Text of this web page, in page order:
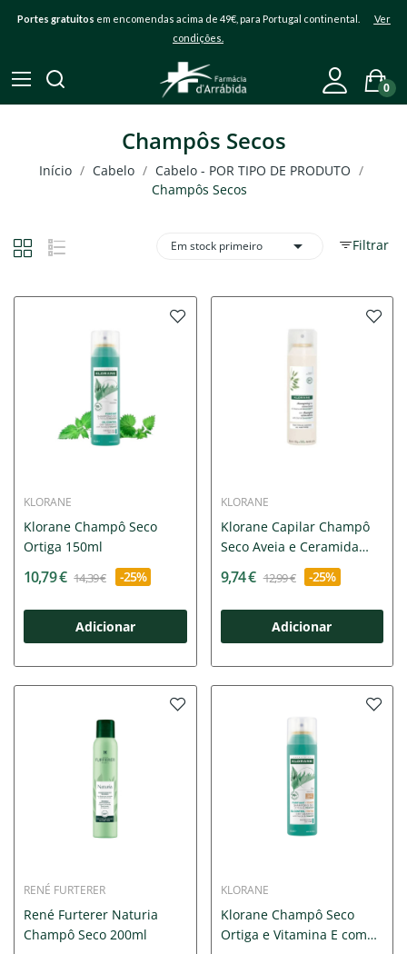
Portes gratuitos em encomendas acima de 49€, para Portugal continental. Ver
condições.
0
Champôs Secos
Início Cabelo
Cabelo - POR TIPO DE PRODUTO
Champôs Secos
Filtrar
Em stock primeiro 
KLORANE
Klorane Champô Seco
Ortiga 150ml
10,79 € 14,39 € -25%
Adicionar
KLORANE
Klorane Capilar Champô
Seco Aveia e Ceramida
9,74 € 12,99 € -25%
Adicionar
RENÉ FURTERER
René Furterer Naturia
Champô Seco 200ml
KLORANE
Klorane Champô Seco
Ortiga e Vitamina E com